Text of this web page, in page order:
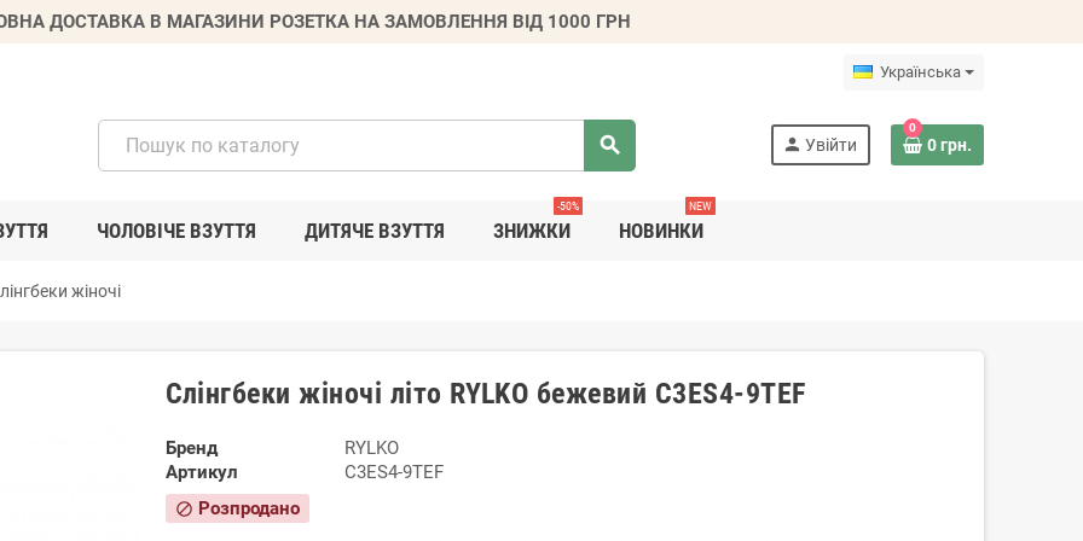
ДОСТАВКА В МАГАЗИНИ РОЗЕТКА НА ЗАМОВЛЕННЯ ВІД 1000 ГРН
Українська
search person Увійти
0
0 грн.
ЧОЛОВІЧЕ ВЗУТТЯ ДИТЯЧЕ ВЗУТТЯ ЗНИЖКИ
-50%
НОВИНКИ
NEW
жіночі
Слінгбеки жіночі літо RYLKO бежевий C3ES4-9TEF
Бренд
RYLKO
Артикул
C3ES4-9TEF
block Розпродано